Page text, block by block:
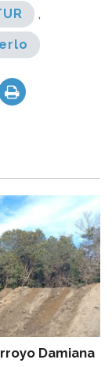
,
Damiana